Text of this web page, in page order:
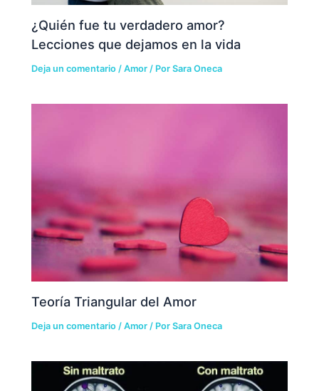
¿Quién fue tu verdadero amor?
Lecciones que dejamos en la vida
Deja un comentario /Amor / PorSara Oneca
Teoría Triangular del Amor
Deja un comentario /Amor / PorSara Oneca